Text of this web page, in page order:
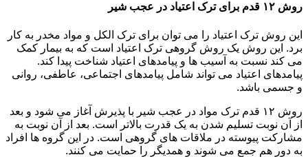
روش ۱۲ قدم برای ترک اعتیاد در عجب شیر
این روش ترک اعتیاد را می توان برای ترک الکل و مواد مخدر به کار
برد. این روش یک روش گروهی ترک اعتیاد است که به بیمار کمک
می کند نسبت به آسیب ها و پیامدهای اعتیاد شناخت پیدا کند.
پیامدهای اعتیاد می تواند شامل پیامدهای اجتماعی، عاطفی، روانی
و جسمی باشد.
روش ۱۲ قدم ترک مواد در عجب شیر با پذیرش آغاز می شود و بعد
از آن نوبت تسلیم شدن به یک قدرت بالاتر است. بعد از آن نوبت به
مشارکت پیوسته در ملاقات های گروهی است. در این گروه ها افراد
به دور هم جمع می شوند و همدیگر را حمایت می کنند.